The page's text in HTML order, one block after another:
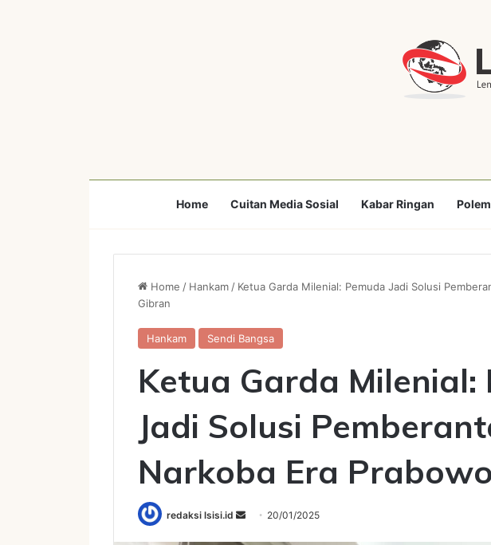
Home Cuitan Media Sosial Kabar Ringan
Home / Hankam / Ketua Garda Milenial: Pemuda Jadi Solusi
Gibran
Hankam Sendi Bangsa
Ketua Garda Milenial:
Jadi Solusi
Narkoba Era
redaksi lsisi.id
Send 20/01/2025